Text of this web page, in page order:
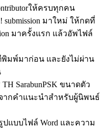
ให้ครบทุกคน
มาใหม่ ให้กดที่
มาครั้งแรก แล้วอัพไฟล์
พิมพ์มาก่อน และยังไม่ผ่าน
SarabunPSK ขนาดตัว
ากคำแนะนำสำหรับผู้นิพนธ์
แบบไฟล์ Word และความ